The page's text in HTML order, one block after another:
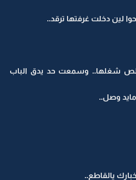
لين دخلت غرفتها ترقد..
شغلها.. وسمعت حد يدق الباب
وصل..
يالقاطع..